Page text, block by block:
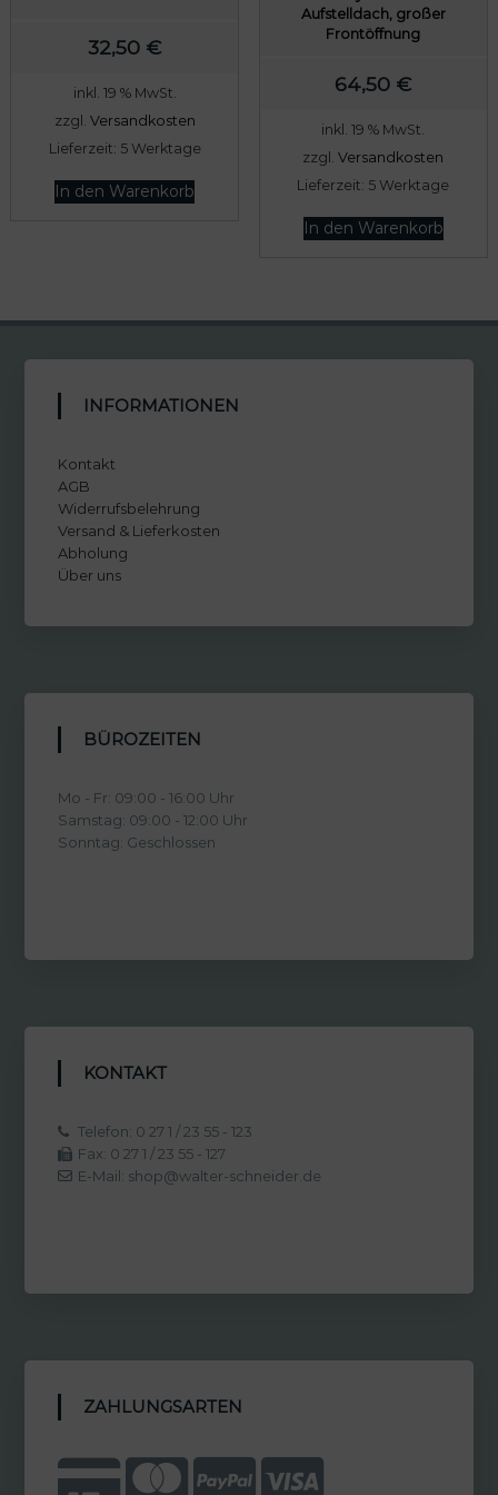
w
a
1
7
2
,
0
€
3
7
0
€
.
32,50 €
inkl. 19 % MwSt.
zzgl. Versandkosten
Lieferzeit: 5 Werktage
In den Warenkorb
Aufstelldach, großer
Frontöffnung
64,50 €
inkl. 19 % MwSt.
zzgl.Versandkosten
Lieferzeit: 5 Werktage
In den Warenkorb
INFORMATIONEN
Kontakt
AGB
Widerrufsbelehrung
Versand & Lieferkosten
Abholung
Über uns
BÜROZEITEN
Mo - Fr: 09:00 - 16:00 Uhr
Samstag: 09:00 - 12:00 Uhr
Sonntag: Geschlossen
KONTAKT
Telefon: 0 27 1 / 23 55 - 123
Fax: 0 27 1 / 23 55 - 127
E-Mail: shop@walter-schneider.de
ZAHLUNGSARTEN